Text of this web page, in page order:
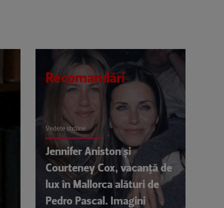
Recomandări
Vedete străine
Jennifer Aniston și
Courteney Cox, vacanță de
lux în Mallorca alături de
Pedro Pascal. Imagini